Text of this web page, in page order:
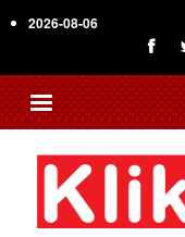
to
content
2026-08-06